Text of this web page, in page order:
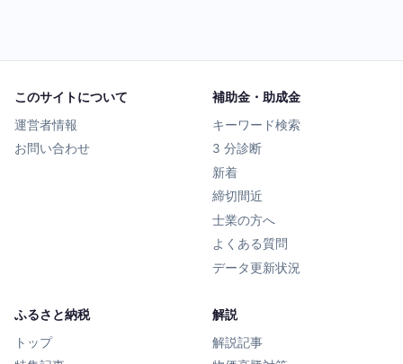
このサイトについて
運営者情報
お問い合わせ
補助金・助成金
キーワード検索
3 分診断
新着
締切間近
士業の方へ
よくある質問
データ更新状況
ふるさと納税
トップ
解説
解説記事